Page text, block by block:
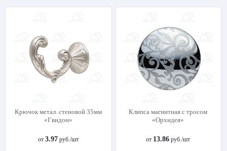
Крючок метал. стеновой 35мм
«Гвидон»
от3.97 руб./шт
Клипса магнитная с тросом
«Орхидея»
от 13.86 руб./шт